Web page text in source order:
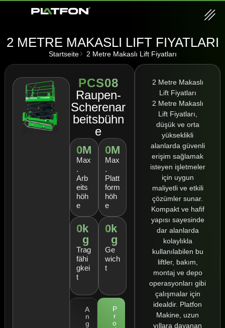
2 METRE MAKASLI LIFT FIYATLARI
Startseite 2 Metre Makaslı Lift Fiyatları
PCS08
Raupen-
Scherenar
beitsbühn
e
0M
Max
.
Arb
eits
höh
e
0M
Max
.
Platt
form
höh
e
0k
g
Trag
fähi
gkei
t
0k
g
Ge
wich
t
A
n
g
P
r
o
2 Metre Makaslı
Lift Fiyatları
2 Metre Makaslı
Lift Fiyatları,
düşük ve orta
yükseklikli
alanlarda güvenli
erişim sağlamak
isteyen işletmeler
için uygun
maliyetli ve etkili
çözümler sunar.
Kompakt ve hafif
yapısı sayesinde
dar alanlarda
kolaylıkla
kullanılabilen bu
liftler, bakım,
montaj ve depo
operasyonları gibi
çalışmalar için
idealdir. Platfon
Makine, uzun
yıllara dayanan